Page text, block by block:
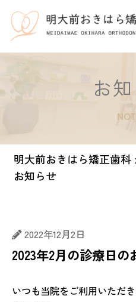
お
明大前おきはら矯正歯科
お知らせ
2022年12月2日
2023年2月の診療日の
いつも当院をご利用いただ